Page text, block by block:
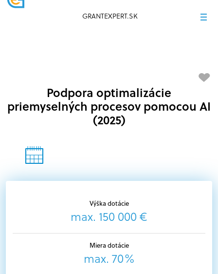
GRANTEXPERT.SK
Výška dotácie
max. 150 000 €
Miera dotácie
max. 70%
Podpora optimalizácie
priemyselných procesov pomocou AI
(2025)